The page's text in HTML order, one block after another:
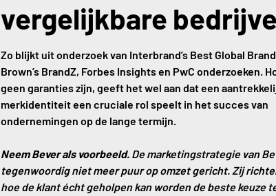
vergelijkbare
Zo blijkt uit onderzoek van Interbrand’s Best Global
Brown’s BrandZ, Forbes Insights en PwC onderzoeken.
geen garanties zijn, geeft het wel aan dat een
merkidentiteit een cruciale rol speelt in het succes van
ondernemingen op de lange termijn.
Neem Bever als voorbeeld.De marketingstrategie van
tegenwoordig niet meer puur op omzet gericht. Zij
hoe de klant écht geholpen kan worden de beste keuze